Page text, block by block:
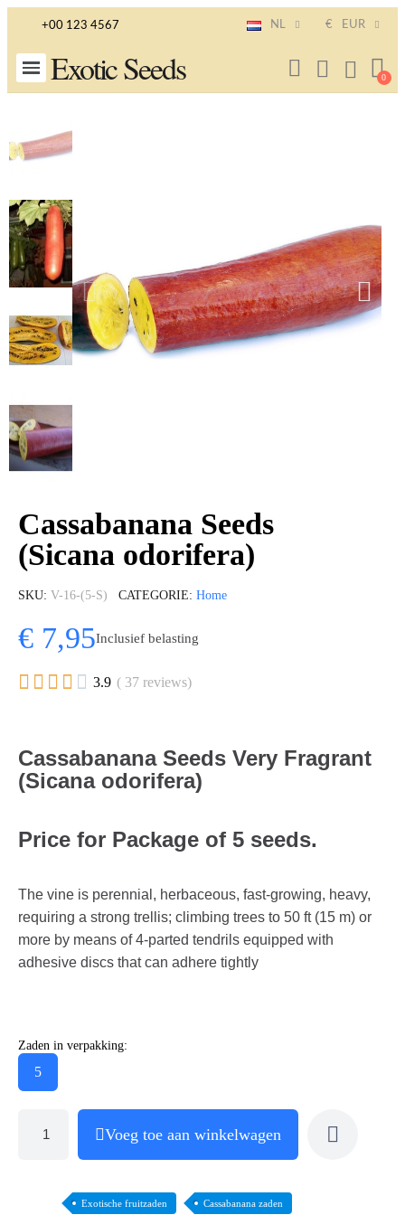
+00 123 4567 NL € EUR
Exotic Seeds
Cassabanana Seeds
(Sicana odorifera)
SKU V-16-(5-S) CATEGORIE Home
€ 7,95Inclusief belasting
     3.9 ( 37 reviews)
Cassabanana Seeds Very Fragrant
(Sicana odorifera)
Price for Package of 5 seeds.
The vine is perennial, herbaceous, fast-growing, heavy,
requiring a strong trellis; climbing trees to 50 ft (15 m) or
more by means of 4-parted tendrils equipped with
adhesive discs that can adhere tightly
Zaden in verpakking:
5
Voeg toe aan winkelwagen
Exotische fruitzaden Cassabanana zaden